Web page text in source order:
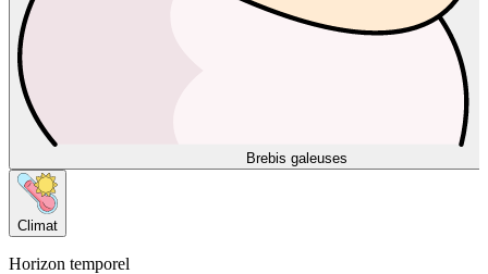
Brebis galeuses
Climat
Horizon temporel